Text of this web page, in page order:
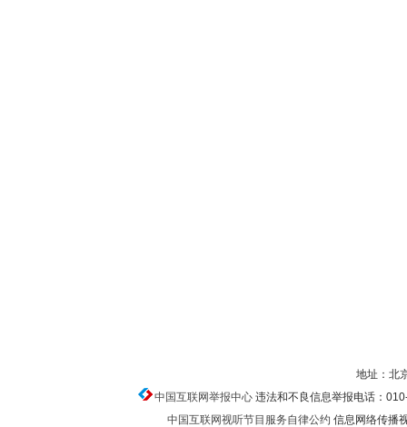
地址：北
中国互联网举报中心违法和不良信息举报电话：
中国互联网视听节目服务自律公约 信息网络传播